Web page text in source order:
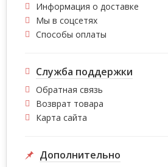
Информация о доставке
Мы в соцсетях
Способы оплаты
Служба поддержки
Обратная связь
Возврат товара
Карта сайта
Дополнительно